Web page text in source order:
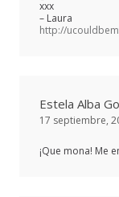
xxx
– Laura
http://
Estela Alba
17 septiembre,
¡Que mona! Me